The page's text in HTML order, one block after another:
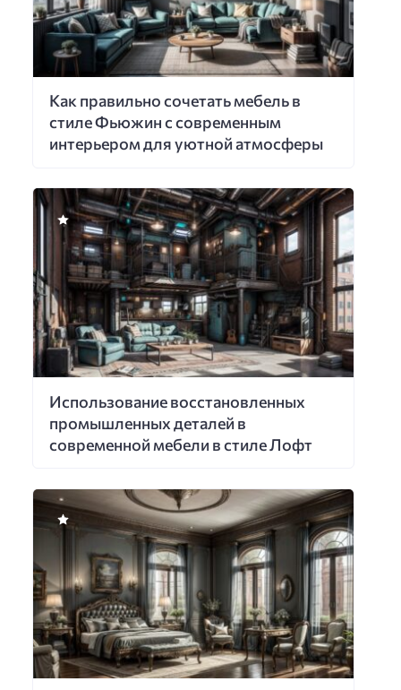
Как правильно сочетать мебель в
стиле Фьюжин с современным
интерьером для уютной атмосферы
Использование восстановленных
промышленных деталей в
современной мебели в стиле Лофт